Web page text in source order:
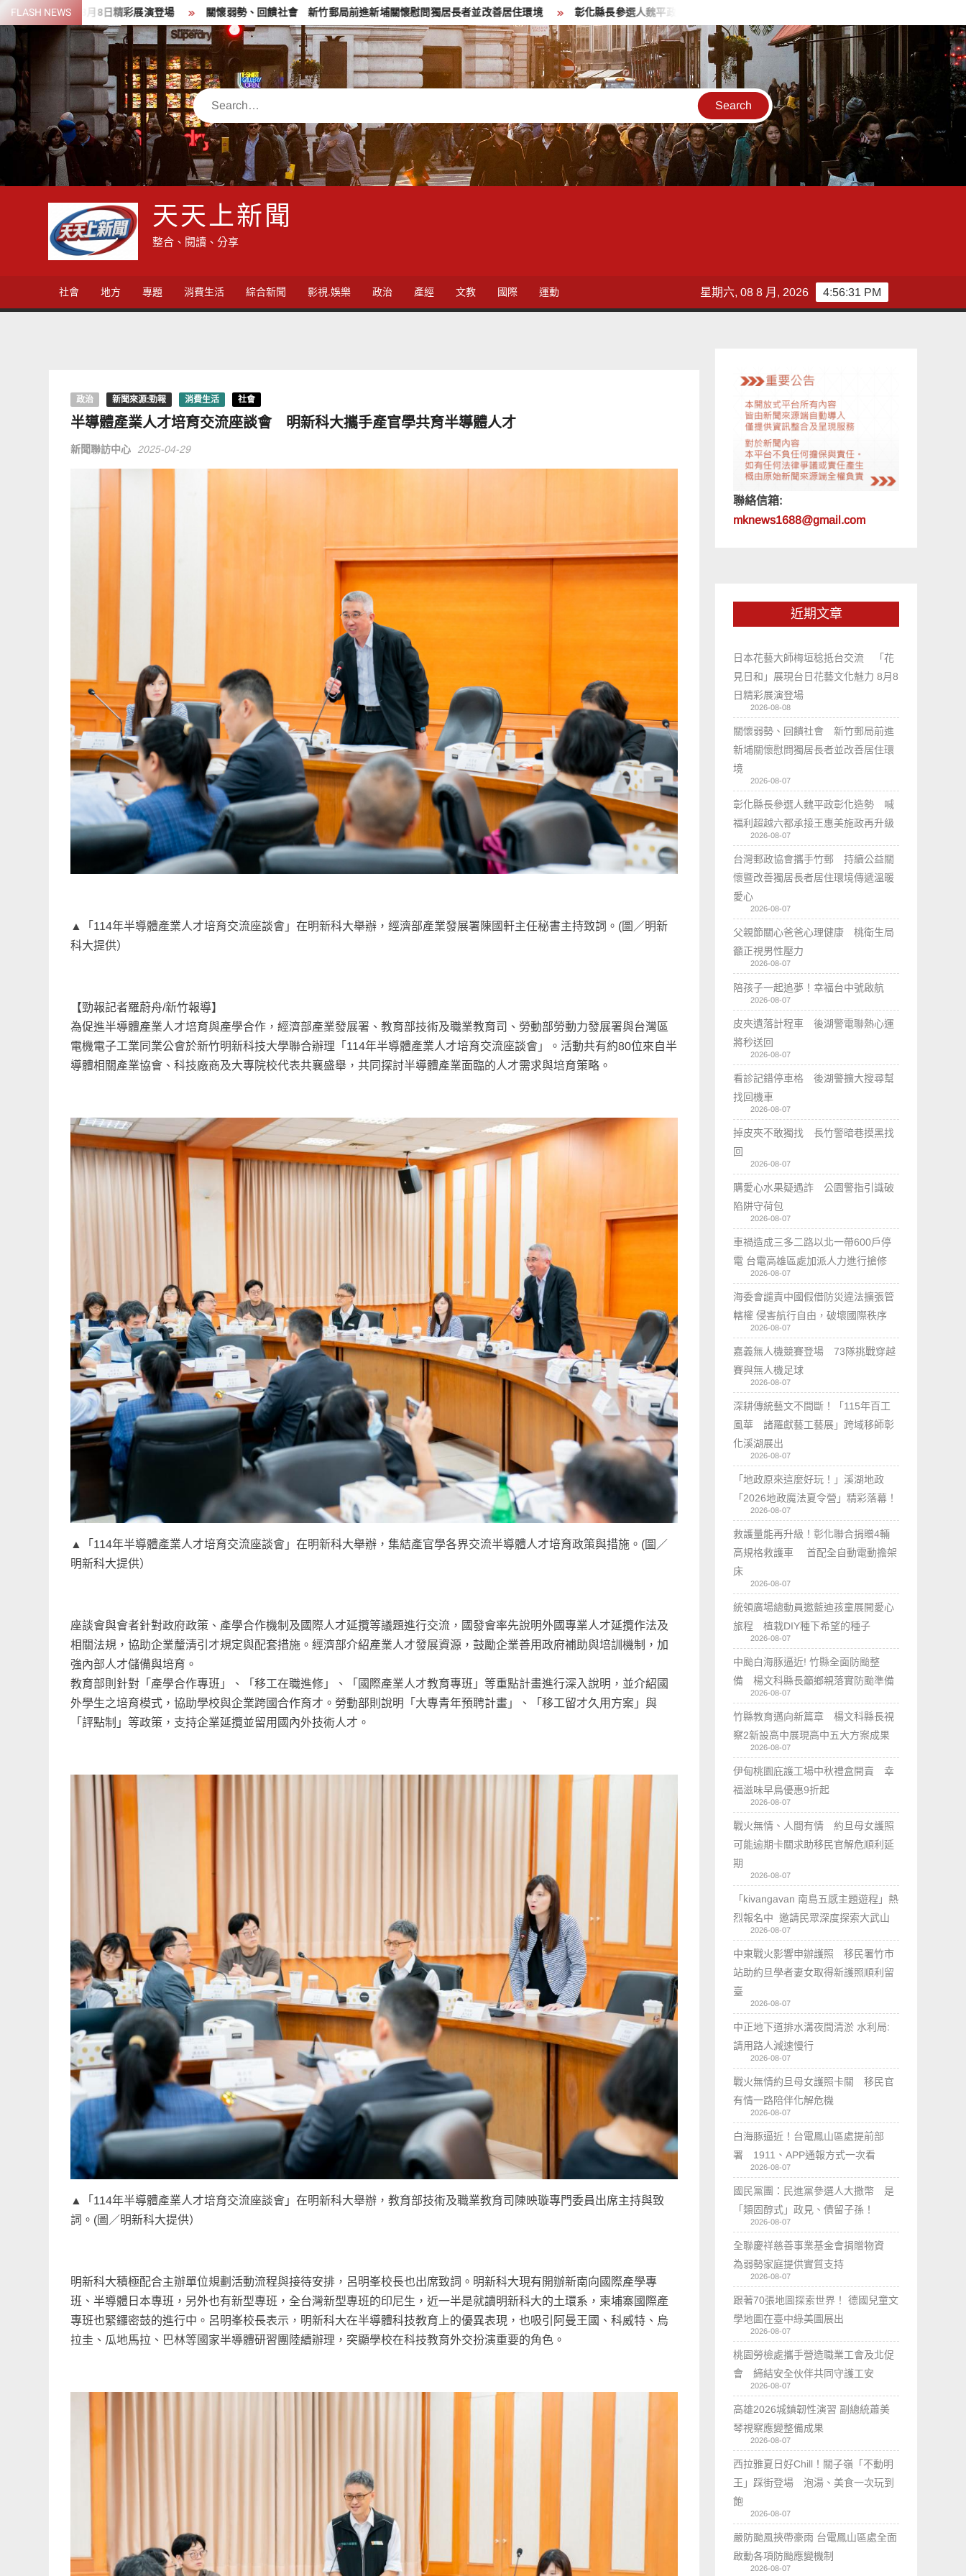
Skip
to
content
FLASH NEWS
日精彩展演登場 關懷弱勢、回饋社會 新竹郵局前進新埔關懷慰問獨居長者並改善居住環境 彰化縣長參選人魏平政彰化造勢 喊福利超越六都承接王惠美施政再升級
Search
天天上新聞
整合、閱讀、分享
社會 地方 專題 消費生活 綜合新聞 影視.娛樂 政治 產經 文教 國際 運動 4:56:33 PM
星期六, 08 8 月, 2026
政治 新聞來源:勁報 消費生活 社會
半導體產業人才培育交流座談會 明新科大攜手產官學共育半導體人才
新聞聯訪中心 2025-04-29
▲「114年半導體產業人才培育交流座談會」在明新科大舉辦，經濟部產業發展署陳國軒主任秘書主持致詞。(圖／明新
科大提供）
【勁報記者羅蔚舟/新竹報導】
為促進半導體產業人才培育與產學合作，經濟部產業發展署、教育部技術及職業教育司、勞動部勞動力發展署與台灣區
電機電子工業同業公會於新竹明新科技大學聯合辦理「114年半導體產業人才培育交流座談會」。活動共有約80位來自半
導體相關產業協會、科技廠商及大專院校代表共襄盛舉，共同探討半導體產業面臨的人才需求與培育策略。
▲「114年半導體產業人才培育交流座談會」在明新科大舉辦，集結產官學各界交流半導體人才培育政策與措施。(圖／
明新科大提供）
座談會與會者針對政府政策、產學合作機制及國際人才延攬等議題進行交流，國發會率先說明外國專業人才延攬作法及
相關法規，協助企業釐清引才規定與配套措施。經濟部介紹產業人才發展資源，鼓勵企業善用政府補助與培訓機制，加
強內部人才儲備與培育。
教育部則針對「產學合作專班」、「移工在職進修」、「國際產業人才教育專班」等重點計畫進行深入說明，並介紹國
外學生之培育模式，協助學校與企業跨國合作育才。勞動部則說明「大專青年預聘計畫」、「移工留才久用方案」與
「評點制」等政策，支持企業延攬並留用國內外技術人才。
▲「114年半導體產業人才培育交流座談會」在明新科大舉辦，教育部技術及職業教育司陳映璇專門委員出席主持與致
詞。(圖／明新科大提供）
明新科大積極配合主辦單位規劃活動流程與接待安排，呂明峯校長也出席致詞。明新科大現有開辦新南向國際產學專
班、半導體日本專班，另外也有新型專班，全台灣新型專班的印尼生，近一半是就讀明新科大的土環系，柬埔寨國際產
專班也緊鑼密鼓的進行中。呂明峯校長表示，明新科大在半導體科技教育上的優異表現，也吸引阿曼王國、科威特、烏
拉圭、瓜地馬拉、巴林等國家半導體研習團陸續辦理，突顯學校在科技教育外交扮演重要的角色。
聯絡信箱:
mknews1688@gmail.com
近期文章
日本花藝大師梅垣稔抵台交流 「花
見日和」展現台日花藝文化魅力 8月8
日精彩展演登場
2026-08-08
關懷弱勢、回饋社會 新竹郵局前進
新埔關懷慰問獨居長者並改善居住環
境
2026-08-07
彰化縣長參選人魏平政彰化造勢 喊
福利超越六都承接王惠美施政再升級
2026-08-07
台灣郵政協會攜手竹郵 持續公益關
懷暨改善獨居長者居住環境傳遞溫暖
愛心
2026-08-07
父親節關心爸爸心理健康 桃衛生局
籲正視男性壓力
2026-08-07
陪孩子一起追夢！幸福台中號啟航
2026-08-07
皮夾遺落計程車 後湖警電聯熱心運
將秒送回
2026-08-07
看診記錯停車格 後湖警擴大搜尋幫
找回機車
2026-08-07
掉皮夾不敢獨找 長竹警暗巷摸黑找
回
2026-08-07
購愛心水果疑遇詐 公園警指引識破
陷阱守荷包
2026-08-07
車禍造成三多二路以北一帶600戶停
電 台電高雄區處加派人力進行搶修
2026-08-07
海委會譴責中國假借防災違法擴張管
轄權 侵害航行自由，破壞國際秩序
2026-08-07
嘉義無人機競賽登場 73隊挑戰穿越
賽與無人機足球
2026-08-07
深耕傳統藝文不間斷！「115年百工
風華 諸羅獻藝工藝展」跨域移師彰
化溪湖展出
2026-08-07
「地政原來這麼好玩！」溪湖地政
「2026地政魔法夏令營」精彩落幕！
2026-08-07
救護量能再升級！彰化聯合捐贈4輛
高規格救護車 首配全自動電動擔架
床
2026-08-07
統領廣場總動員邀藍迪孩童展開愛心
旅程 植栽DIY種下希望的種子
2026-08-07
中颱白海豚逼近! 竹縣全面防颱整
備 楊文科縣長籲鄉親落實防颱準備
2026-08-07
竹縣教育邁向新篇章 楊文科縣長視
察2新設高中展現高中五大方案成果
2026-08-07
伊甸桃園庇護工場中秋禮盒開賣 幸
福滋味早鳥優惠9折起
2026-08-07
戰火無情、人間有情 約旦母女護照
可能逾期卡關求助移民官解危順利延
期
2026-08-07
「kivangavan 南島五感主題遊程」熱
烈報名中 邀請民眾深度探索大武山
2026-08-07
中東戰火影響申辦護照 移民署竹市
站助約旦學者妻女取得新護照順利留
臺
2026-08-07
中正地下道排水溝夜間清淤 水利局:
請用路人減速慢行
2026-08-07
戰火無情約旦母女護照卡關 移民官
有情一路陪伴化解危機
2026-08-07
白海豚逼近！台電鳳山區處提前部
署 1911、APP通報方式一次看
2026-08-07
國民黨團：民進黨參選人大撒幣 是
「類固醇式」政見、債留子孫！
2026-08-07
全聯慶祥慈善事業基金會捐贈物資
為弱勢家庭提供實質支持
2026-08-07
跟著70張地圖探索世界！ 德國兒童文
學地圖在臺中綠美圖展出
2026-08-07
桃園勞檢處攜手營造職業工會及北促
會 締結安全伙伴共同守護工安
2026-08-07
高雄2026城鎮韌性演習 副總統蕭美
琴視察應變整備成果
2026-08-07
西拉雅夏日好Chill！關子嶺「不動明
王」踩街登場 泡湯、美食一次玩到
飽
2026-08-07
嚴防颱風挾帶豪雨 台電鳳山區處全面
啟動各項防颱應變機制
2026-08-07